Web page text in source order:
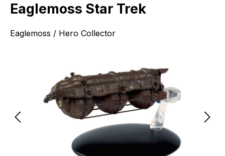
Eaglemoss Star Trek
Eaglemoss / Hero Collector